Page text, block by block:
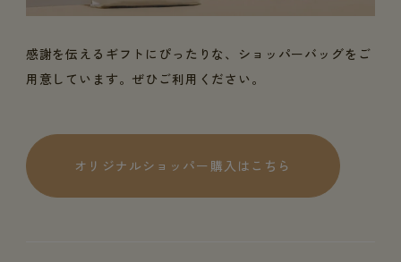
感謝を伝えるギフトにぴったりな、ショッパーバッグをご
用意しています。ぜひご利用ください。
オリジナルショッパー購入はこちら